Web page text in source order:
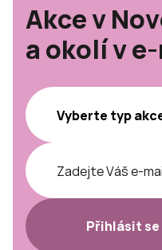
Akce v
a okolí v
Přihlásit se